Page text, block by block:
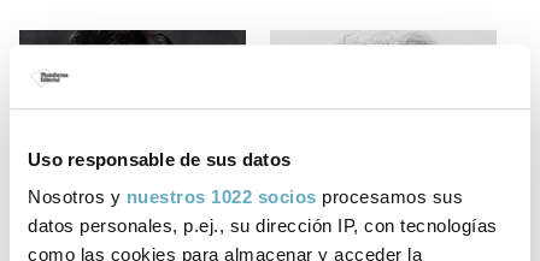
Uso responsable de sus datos
Nosotros y nuestros 1022 socios procesamos sus
datos personales, p.ej., su dirección IP, con tecnologías
como las cookies para almacenar y acceder la